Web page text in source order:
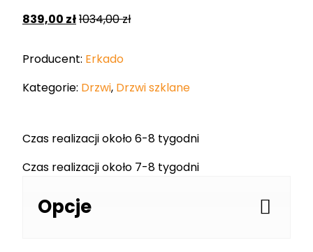
839,00 zł1034,00zł
Producent: Erkado
Kategorie: Drzwi, Drzwi szklane
Czas realizacji około 6-8 tygodni
Czas realizacji około 7-8 tygodni
Opcje